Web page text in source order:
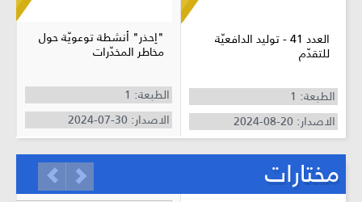
العدد 41 - توليد الدافعيّة
للتقدّم
الطبعة: 1
الاصدار: 20-08-2024
"اِحذر" أنشطة توعويّة حول
مخاطر المخدّرات
الطبعة: 1
الاصدار: 30-07-2024
مختارات